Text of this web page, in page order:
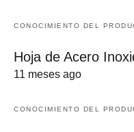
CONOCIMIENTO DEL
Hoja de Acero
11 meses ago
CONOCIMIENTO DEL